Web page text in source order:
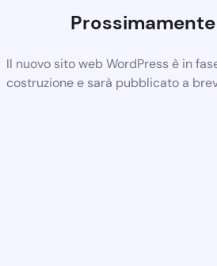
Prossimamente
Il nuovo sito web WordPress è in
costruzione e sarà pubblicato a